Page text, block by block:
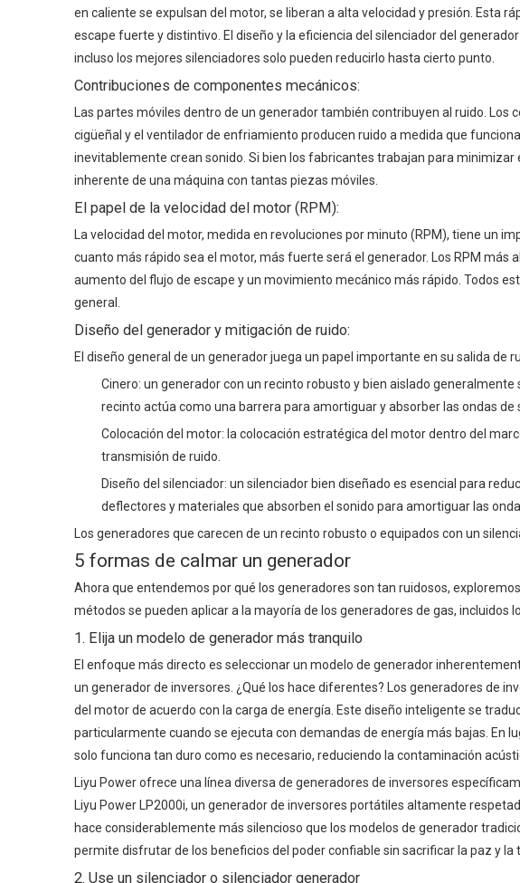
en caliente se expulsan del motor, se liberan a alta velocidad y presión. Esta
escape fuerte y distintivo. El diseño y la eficiencia del silenciador del
incluso los mejores silenciadores solo pueden reducirlo hasta cierto punto.
Contribuciones de componentes mecánicos:
Las partes móviles dentro de un generador también contribuyen al ruido.
cigüeñal y el ventilador de enfriamiento producen ruido a medida que
inevitablemente crean sonido. Si bien los fabricantes trabajan para
inherente de una máquina con tantas piezas móviles.
El papel de la velocidad del motor (RPM):
La velocidad del motor, medida en revoluciones por minuto (RPM), tiene un
cuanto más rápido sea el motor, más fuerte será el generador. Los RPM
aumento del flujo de escape y un movimiento mecánico más rápido. Todos
general.
Diseño del generador y mitigación de ruido:
El diseño general de un generador juega un papel importante en su salida de
Cinero: un generador con un recinto robusto y bien aislado
recinto actúa como una barrera para amortiguar y absorber las ondas de
Colocación del motor: la colocación estratégica del motor dentro del
transmisión de ruido.
Diseño del silenciador: un silenciador bien diseñado es esencial para
deflectores y materiales que absorben el sonido para amortiguar las
Los generadores que carecen de un recinto robusto o equipados con un
5 formas de calmar un generador
Ahora que entendemos por qué los generadores son tan ruidosos,
métodos se pueden aplicar a la mayoría de los generadores de gas, incluidos
1. Elija un modelo de generador más tranquilo
El enfoque más directo es seleccionar un modelo de generador
un generador de inversores. ¿Qué los hace diferentes? Los generadores de
del motor de acuerdo con la carga de energía. Este diseño inteligente se
particularmente cuando se ejecuta con demandas de energía más bajas. En
solo funciona tan duro como es necesario, reduciendo la contaminación
Liyu Power ofrece una línea diversa de generadores de inversores
Liyu Power LP2000i, un generador de inversores portátiles altamente
hace considerablemente más silencioso que los modelos de generador
permite disfrutar de los beneficios del poder confiable sin sacrificar la paz y la
2. Use un silenciador o silenciador generador